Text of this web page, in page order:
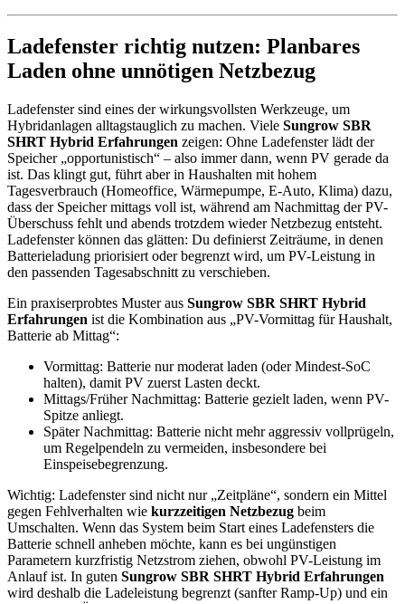
Ladefenster richtig nutzen: Planbares
Laden ohne unnötigen Netzbezug
Ladefenster sind eines der wirkungsvollsten Werkzeuge, um
Hybridanlagen alltagstauglich zu machen. Viele Sungrow SBR
SHRT Hybrid Erfahrungen zeigen: Ohne Ladefenster lädt der
Speicher „opportunistisch“ – also immer dann, wenn PV gerade da
ist. Das klingt gut, führt aber in Haushalten mit hohem
Tagesverbrauch (Homeoffice, Wärmepumpe, E-Auto, Klima) dazu,
dass der Speicher mittags voll ist, während am Nachmittag der PV-
Überschuss fehlt und abends trotzdem wieder Netzbezug entsteht.
Ladefenster können das glätten: Du definierst Zeiträume, in denen
Batterieladung priorisiert oder begrenzt wird, um PV-Leistung in
den passenden Tagesabschnitt zu verschieben.
Ein praxiserprobtes Muster aus Sungrow SBR SHRT Hybrid
Erfahrungen ist die Kombination aus „PV-Vormittag für Haushalt,
Batterie ab Mittag“:
Vormittag: Batterie nur moderat laden (oder Mindest-SoC
halten), damit PV zuerst Lasten deckt.
Mittags/Früher Nachmittag: Batterie gezielt laden, wenn PV-
Spitze anliegt.
Später Nachmittag: Batterie nicht mehr aggressiv vollprügeln,
um Regelpendeln zu vermeiden, insbesondere bei
Einspeisebegrenzung.
Wichtig: Ladefenster sind nicht nur „Zeitpläne“, sondern ein Mittel
gegen Fehlverhalten wie kurzzeitigen Netzbezug beim
Umschalten. Wenn das System beim Start eines Ladefensters die
Batterie schnell anheben möchte, kann es bei ungünstigen
Parametern kurzfristig Netzstrom ziehen, obwohl PV-Leistung im
Anlauf ist. In guten Sungrow SBR SHRT Hybrid Erfahrungen
wird deshalb die Ladeleistung begrenzt (sanfter Ramp-Up) und ein